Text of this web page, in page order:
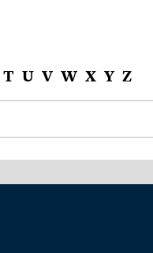
T U V W X Y Z